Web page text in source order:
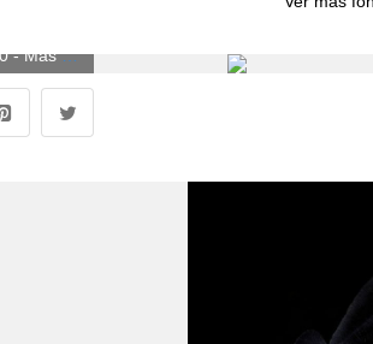
1920x1080 - Más de 71 fondos de pantalla de Panther. Imágen HD 1080p de panteras negras.